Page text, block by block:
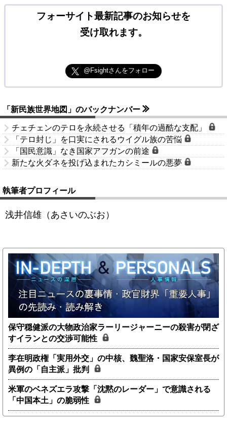
フォーサイト最新記事のお知らせを
受け取れます。
@Fsightさんをフォロー
「新民族世界地図」のバックナンバー
チェチェンのテロを永続させる「積年の過酷な支配」
「テロ封じ」を口実にされるウイグル族の苦悩
「国民意識」なき国家アフガンの前途
新たな火ダネを投げ込まれたカシミールの悪夢
執筆者プロフィール
浅井信雄（あさいのぶお）
保守穏健派の大物政治家ラーリージャーニーの殺害が閉ざ
すイランとの交渉可能性
李在明政権「実用外交」の中核、魏聖洛・国家安保室長が
異例の「自主派」批判
米軍のベネズエラ攻撃「沈黙のレーダー」で意識される
「中国本土」の脆弱性